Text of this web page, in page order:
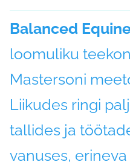
Balanced
loomuliku
Mastersoni
Liikudes ringi
tallides ja
vanuses,